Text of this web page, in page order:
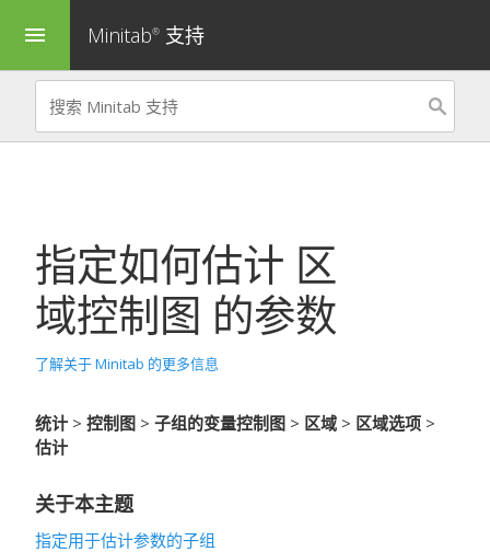
menu Minitab® 支持
指定如何估计 区
域控制图 的参数
了解关于 Minitab 的更多信息
统计 > 控制图 > 子组的变量控制图 > 区域 > 区域选项 >
估计
关于本主题
指定用于估计参数的子组